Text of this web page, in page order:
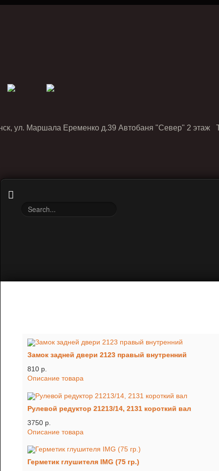
ул. Маршала Еременко д.39 Автобаня "Север" 2 этаж
Замок задней двери 2123 правый внутренний
810 p.
Описание товара
Рулевой редуктор 21213/14, 2131 короткий вал
3750 p.
Описание товара
Герметик глушителя IMG (75 гр.)